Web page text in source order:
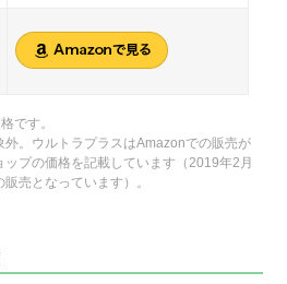
です。
。ウルトラプラスはAmazonでの販売が
プの価格を記載しています（2019年2月
売となっています）。